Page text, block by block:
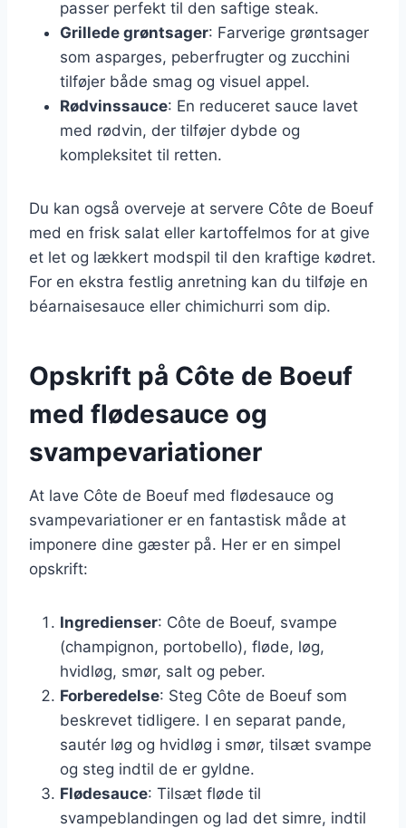
passer perfekt til den saftige steak.
Grillede grøntsager: Farverige grøntsager
som asparges, peberfrugter og zucchini
tilføjer både smag og visuel appel.
Rødvinssauce: En reduceret sauce lavet
med rødvin, der tilføjer dybde og
kompleksitet til retten.
Du kan også overveje at servere Côte de Boeuf
med en frisk salat eller kartoffelmos for at give
et let og lækkert modspil til den kraftige kødret.
For en ekstra festlig anretning kan du tilføje en
béarnaisesauce eller chimichurri som dip.
Opskrift på Côte de Boeuf
med flødesauce og
svampevariationer
At lave Côte de Boeuf med flødesauce og
svampevariationer er en fantastisk måde at
imponere dine gæster på. Her er en simpel
opskrift:
Ingredienser: Côte de Boeuf, svampe
(champignon, portobello), fløde, løg,
hvidløg, smør, salt og peber.
Forberedelse: Steg Côte de Boeuf som
beskrevet tidligere. I en separat pande,
sautér løg og hvidløg i smør, tilsæt svampe
og steg indtil de er gyldne.
Flødesauce: Tilsæt fløde til
svampeblandingen og lad det simre, indtil